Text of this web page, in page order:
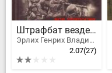
Штрафбат везде штрафбат. Вся трилогия о русском штрафнике Вермахта
Эрлих Генрих Владимирович
2.07(27)